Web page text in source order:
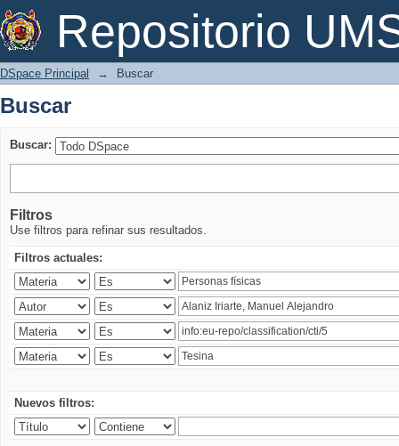
Repositorio
Buscar
DSpace Principal → Buscar
Buscar
Buscar:
Filtros
Use filtros para refinar sus resultados.
Filtros actuales:
Nuevos filtros: